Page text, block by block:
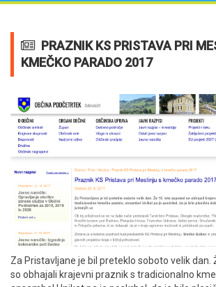
PRAZNIK KS PRISTAVA PRI
KMEČKO PARADO 2017
Za Pristavljane je bil preteklo soboto velik dan.
so obhajali krajevni praznik s tradicionalno